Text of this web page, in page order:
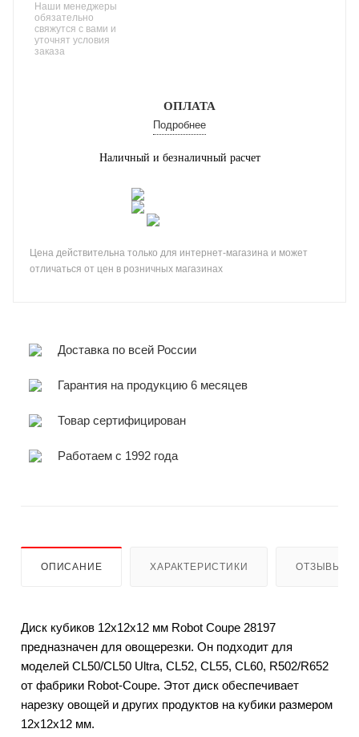
Наши менеджеры
обязательно
свяжутся с вами и
уточнят условия
заказа
ОПЛАТА
Подробнее
Наличный и безналичный расчет
Цена действительна только для интернет-магазина и может
отличаться от цен в розничных магазинах
Доставка по всей России
Гарантия на продукцию 6 месяцев
Товар сертифицирован
Работаем с 1992 года
ОПИСАНИЕ ХАРАКТЕРИСТИКИ ОТЗЫВЫ
Диск кубиков 12х12х12 мм Robot Coupe 28197
предназначен для овощерезки. Он подходит для
моделей CL50/CL50 Ultra, CL52, CL55, CL60, R502/R652
от фабрики Robot-Coupe. Этот диск обеспечивает
нарезку овощей и других продуктов на кубики размером
12х12х12 мм.